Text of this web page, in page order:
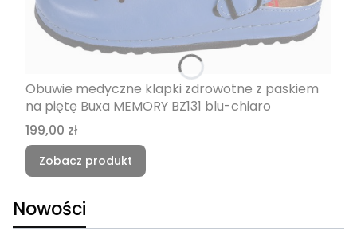
Obuwie medyczne klapki zdrowotne z paskiem
na piętę Buxa MEMORY BZ131 blu-chiaro
Cena
199,00 zł
Zobacz produkt
Nowości